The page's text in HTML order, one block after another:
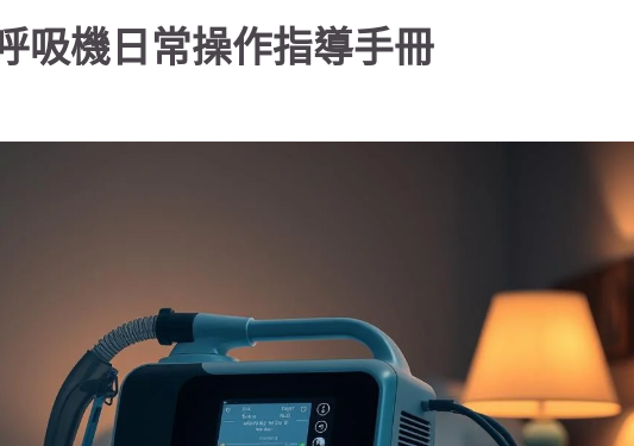
吸機日常操作指導手冊